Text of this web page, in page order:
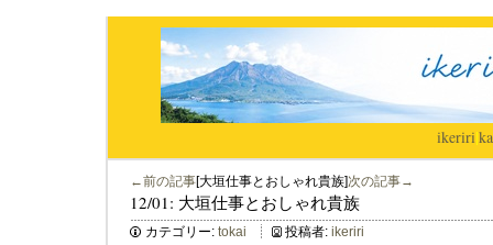
ikeriri|
←前の記事[大垣仕事とおしゃれ貴族]次の記事→
12/01: 大垣仕事とおしゃれ貴族
カテゴリー: tokai 投稿者: ikeriri